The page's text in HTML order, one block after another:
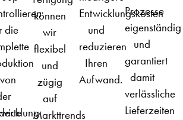
die
können
wir
flexibel
und
zügig
auf
Markttrends
Entwicklungskosten
und
reduzieren
Ihren
Aufwand.
Prozesse
eigenständig
und
garantiert
damit
verlässliche
Lieferzeiten